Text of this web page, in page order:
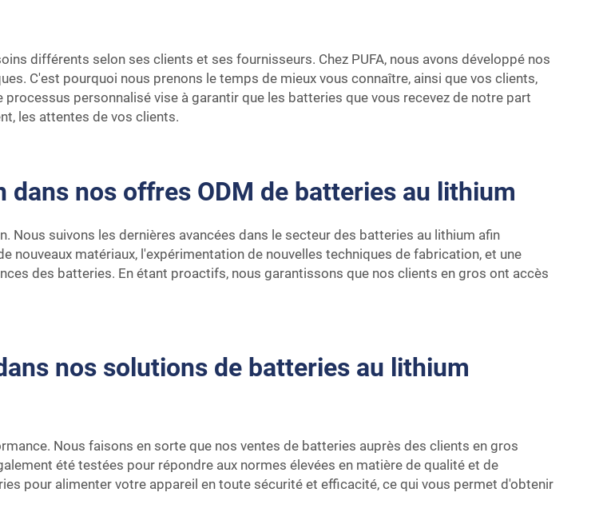
différents selon ses clients et ses fournisseurs. Chez PUFA, nous avons développé nos
C'est pourquoi nous prenons le temps de mieux vous connaître, ainsi que vos clients,
personnalisé vise à garantir que les batteries que vous recevez de notre part
les attentes de vos clients.
nos offres ODM de batteries au lithium
Nous suivons les dernières avancées dans le secteur des batteries au lithium afin
nouveaux matériaux, l'expérimentation de nouvelles techniques de fabrication, et une
des batteries. En étant proactifs, nous garantissons que nos clients en gros ont accès
nos solutions de batteries au lithium
Nous faisons en sorte que nos ventes de batteries auprès des clients en gros
été testées pour répondre aux normes élevées en matière de qualité et de
pour alimenter votre appareil en toute sécurité et efficacité, ce qui vous permet d'obtenir